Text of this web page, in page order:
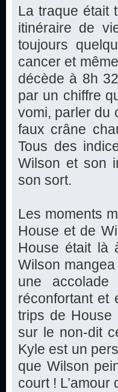
La traque était
itinéraire de
toujours
cancer et
décède à 8h
par un chiffre
vomi, parler du
faux crâne
Tous des
Wilson et son
son sort.
Les moments
House et de
House était là
Wilson
une
réconfortant et
trips de House
sur le non-dit
Kyle est un
que Wilson
court !